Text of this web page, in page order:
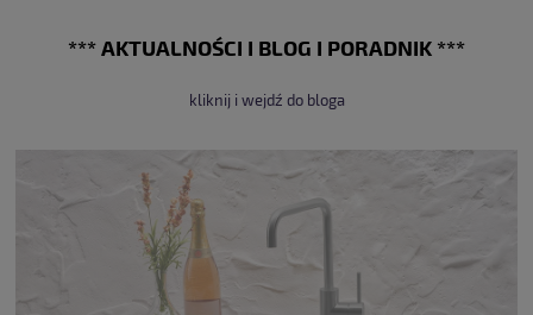
*** AKTUALNOŚCI I BLOG I PORADNIK ***
kliknij i wejdź do bloga